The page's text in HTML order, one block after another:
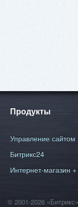
Продукты
Управление сайтом
Битрикс24
Интернет-магазин
© 2001-2026